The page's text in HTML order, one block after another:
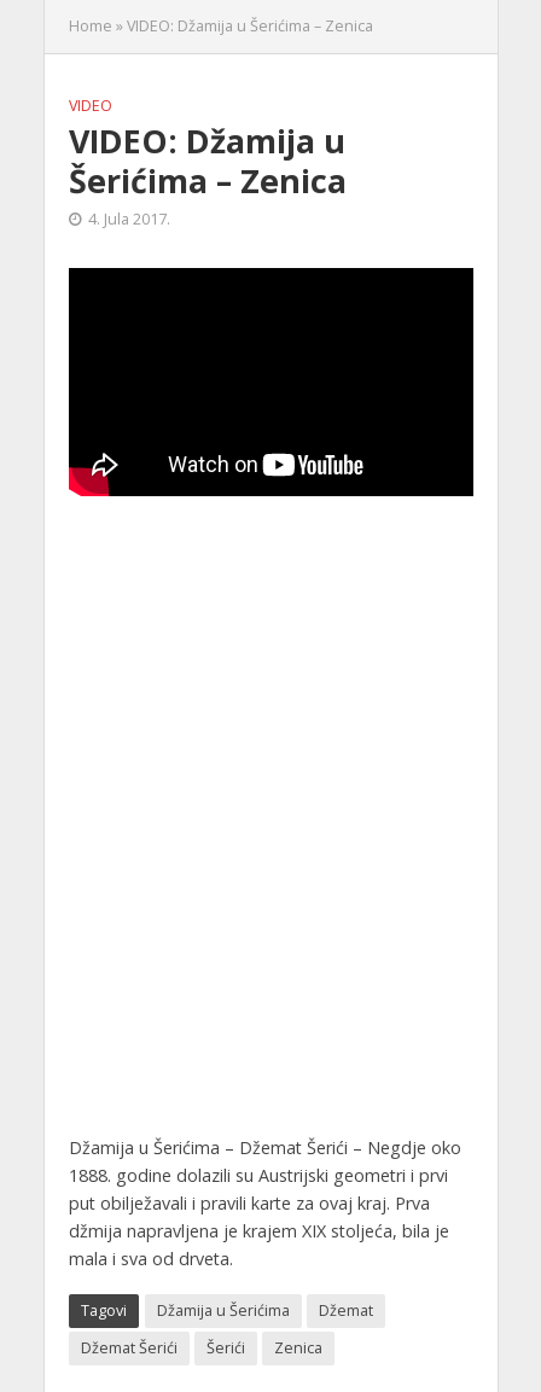
Home »VIDEO: Džamija u Šerićima – Zenica
VIDEO
VIDEO: Džamija u
Šerićima – Zenica
4. Jula 2017.
Džamija u Šerićima – Džemat Šerići – Negdje oko
1888. godine dolazili su Austrijski geometri i prvi
put obilježavali i pravili karte za ovaj kraj. Prva
džmija napravljena je krajem XIX stoljeća, bila je
mala i sva od drveta.
Tagovi Džamija u Šerićima
Džemat
Džemat Šerići
Šerići Zenica